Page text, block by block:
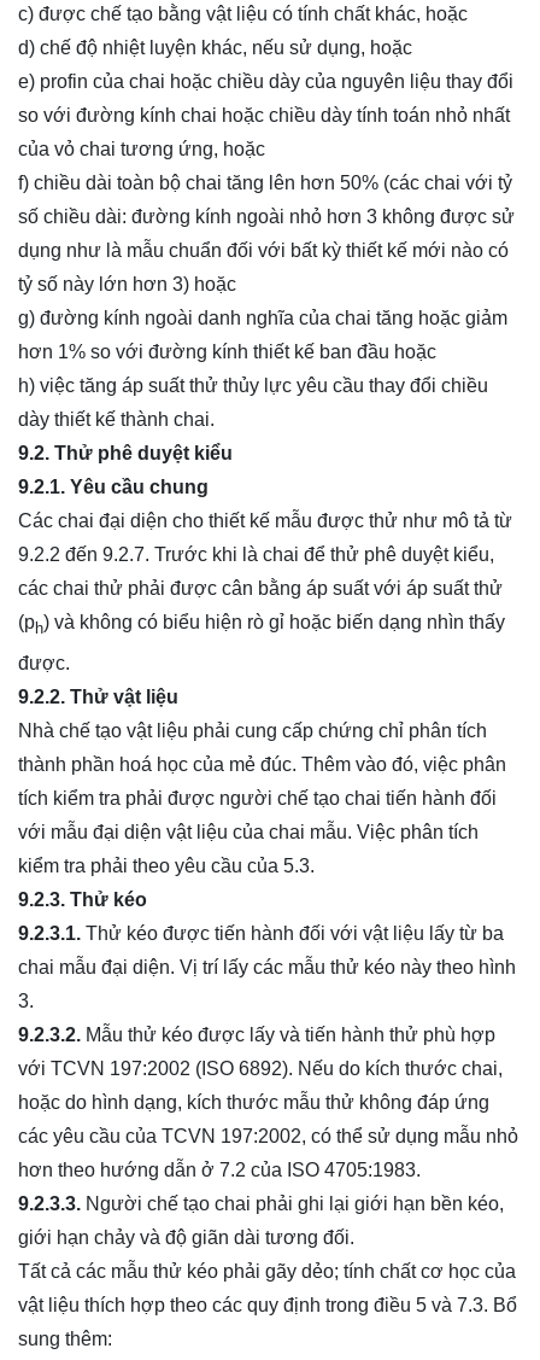
c) được chế tạo bằng vật liệu có tính chất khác, hoặc
d) chế độ nhiệt luyện khác, nếu sử dụng, hoặc
e) profin của chai hoặc chiều dày của nguyên liệu thay đổi
so với đường kính chai hoặc chiều dày tính toán nhỏ nhất
của vỏ chai tương ứng, hoặc
f) chiều dài toàn bộ chai tăng lên hơn 50% (các chai với tỷ
số chiều dài: đường kính ngoài nhỏ hơn 3 không được sử
dụng như là mẫu chuẩn đối với bất kỳ thiết kế mới nào có
tỷ số này lớn hơn 3) hoặc
g) đường kính ngoài danh nghĩa của chai tăng hoặc giảm
hơn 1% so với đường kính thiết kế ban đầu hoặc
h) việc tăng áp suất thử thủy lực yêu cầu thay đổi chiều
dày thiết kế thành chai.
9.2. Thử phê duyệt kiểu
9.2.1. Yêu cầu chung
Các chai đại diện cho thiết kế mẫu được thử như mô tả từ
9.2.2 đến 9.2.7. Trước khi là chai để thử phê duyệt kiểu,
các chai thử phải được cân bằng áp suất với áp suất thử
(ph) và không có biểu hiện rò gỉ hoặc biến dạng nhìn thấy
được.
9.2.2. Thử vật liệu
Nhà chế tạo vật liệu phải cung cấp chứng chỉ phân tích
thành phần hoá học của mẻ đúc. Thêm vào đó, việc phân
tích kiểm tra phải được người chế tạo chai tiến hành đối
với mẫu đại diện vật liệu của chai mẫu. Việc phân tích
kiểm tra phải theo yêu cầu của 5.3.
9.2.3. Thử kéo
9.2.3.1. Thử kéo được tiến hành đối với vật liệu lấy từ ba
chai mẫu đại diện. Vị trí lấy các mẫu thử kéo này theo hình
3.
9.2.3.2. Mẫu thử kéo được lấy và tiến hành thử phù hợp
với TCVN 197:2002 (ISO 6892). Nếu do kích thước chai,
hoặc do hình dạng, kích thước mẫu thử không đáp ứng
các yêu cầu của TCVN 197:2002, có thể sử dụng mẫu nhỏ
hơn theo hướng dẫn ở 7.2 của ISO 4705:1983.
9.2.3.3. Người chế tạo chai phải ghi lại giới hạn bền kéo,
giới hạn chảy và độ giãn dài tương đối.
Tất cả các mẫu thử kéo phải gãy dẻo; tính chất cơ học của
vật liệu thích hợp theo các quy định trong điều 5 và 7.3. Bổ
sung thêm: